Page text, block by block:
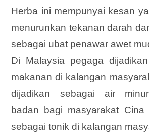
Herba ini mempunyai kesan
menurunkan tekanan darah
sebagai ubat penawar awet
Di Malaysia pegaga
makanan di kalangan
dijadikan sebagai air
badan bagi masyarakat Cina
sebagai tonik di kalangan